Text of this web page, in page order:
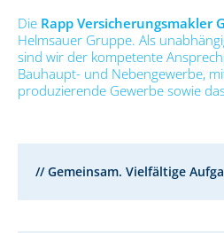
Die Rapp Versicherungsmakler
Helmsauer Gruppe. Als
sind wir der kompetente
Bauhaupt- und Nebengewerbe,
produzierende Gewerbe sowie
// Gemeinsam. Vielfältige